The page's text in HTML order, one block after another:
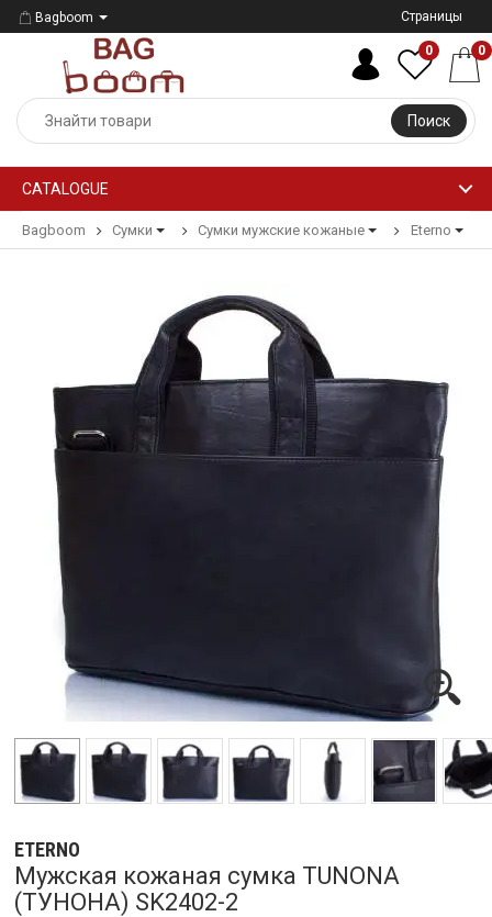
Bagboom Страницы
Поиск
0 0
CATALOGUE
Bagboom Сумки Сумки мужские кожаные Eterno
ETERNO
Мужская кожаная сумка TUNONA
(ТУНОНА) SK2402-2